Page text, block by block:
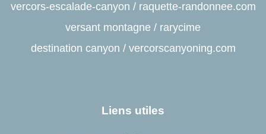
vercors-escalade-canyon / raquette-randonnee.com
versant montagne / rarycime
destination canyon / vercorscanyoning.com
Liens utiles